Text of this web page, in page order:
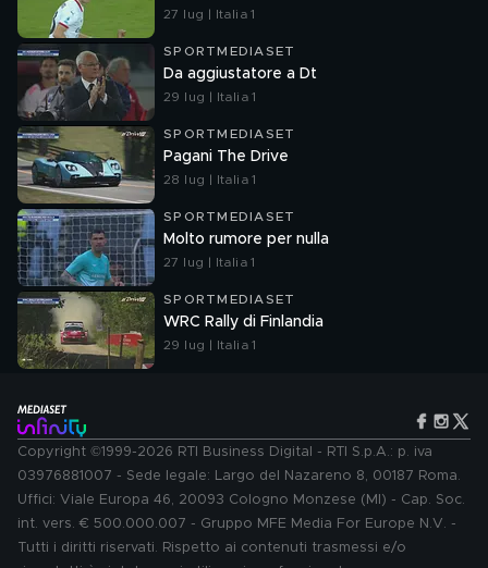
27 lug | Italia 1
SPORTMEDIASET
Da aggiustatore a Dt
29 lug | Italia 1
SPORTMEDIASET
Pagani The Drive
28 lug | Italia 1
SPORTMEDIASET
Molto rumore per nulla
27 lug | Italia 1
SPORTMEDIASET
WRC Rally di Finlandia
29 lug | Italia 1
Copyright ©1999-2026 RTI Business Digital - RTI S.p.A.: p. iva
03976881007 - Sede legale: Largo del Nazareno 8, 00187 Roma.
Uffici: Viale Europa 46, 20093 Cologno Monzese (MI) - Cap. Soc.
int. vers. € 500.000.007 - Gruppo MFE Media For Europe N.V. -
Tutti i diritti riservati. Rispetto ai contenuti trasmessi e/o